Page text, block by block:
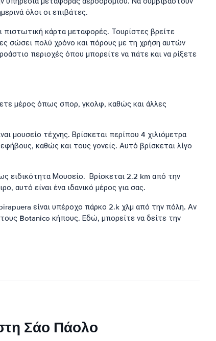
όλοι οι επιβάτες.
κάρτα μεταφορές. Τουρίστες βρείτε
σώσει πολύ χρόνο και πόρους με τη χρήση αυτών
περιοχές όπου μπορείτε να πάτε και να ρίξετε
μέρος όπως σπορ, γκολφ, καθώς και άλλες
μουσείο τέχνης. Βρίσκεται περίπου 4 χιλιόμετρα
καθώς και τους γονείς. Αυτό βρίσκεται λίγο
ειδικότητα Μουσείο. Βρίσκεται 2.2 km από την
αυτό είναι ένα ιδανικό μέρος για σας.
είναι υπέροχο πάρκο 2.k χλμ από την πόλη. Αν
Botanico κήπους. Εδώ, μπορείτε να δείτε την
στη Σάο Πάολο